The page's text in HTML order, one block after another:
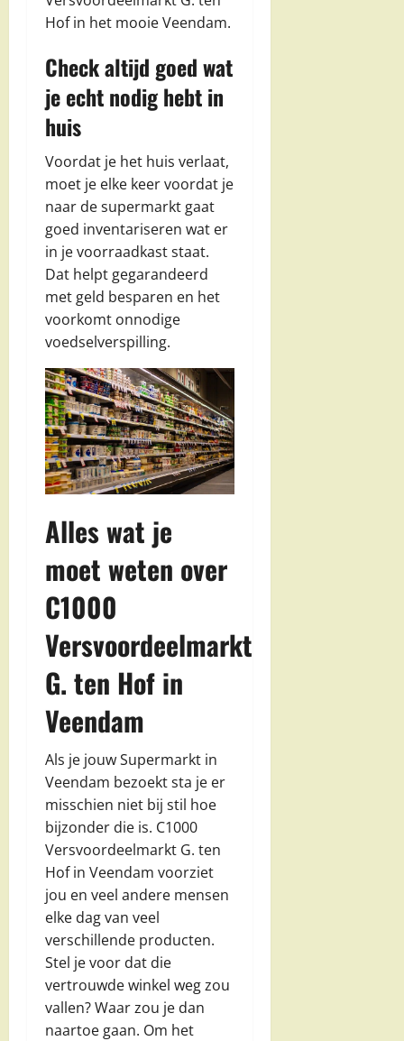
Hof in het mooie Veendam.
Check altijd goed wat
je echt nodig hebt in
huis
Voordat je het huis verlaat,
moet je elke keer voordat je
naar de supermarkt gaat
goed inventariseren wat er
in je voorraadkast staat.
Dat helpt gegarandeerd
met geld besparen en het
voorkomt onnodige
voedselverspilling.
Alles wat je
moet weten over
C1000
Versvoordeelmarkt
G. ten Hof in
Veendam
Als je jouw Supermarkt in
Veendam bezoekt sta je er
misschien niet bij stil hoe
bijzonder die is. C1000
Versvoordeelmarkt G. ten
Hof in Veendam voorziet
jou en veel andere mensen
elke dag van veel
verschillende producten.
Stel je voor dat die
vertrouwde winkel weg zou
vallen? Waar zou je dan
naartoe gaan. Om het